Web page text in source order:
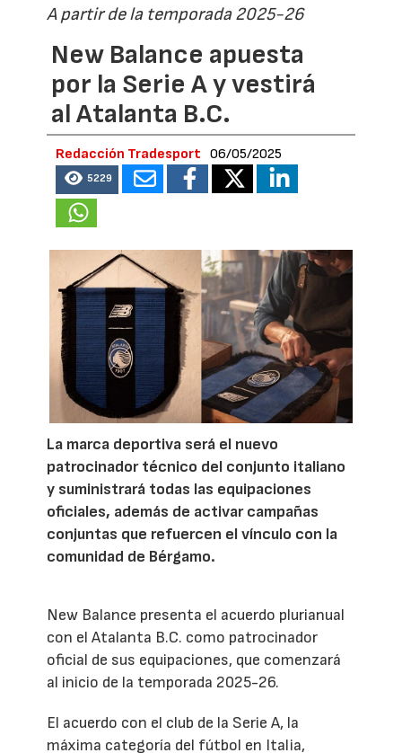
A partir de la temporada 2025-26
New Balance apuesta
por la Serie A y vestirá
al Atalanta B.C.
Redacción Tradesport 06/05/2025
5229
La marca deportiva será el nuevo
patrocinador técnico del conjunto italiano
y suministrará todas las equipaciones
oficiales, además de activar campañas
conjuntas que refuercen el vínculo con la
comunidad de Bérgamo.
New Balance presenta el acuerdo plurianual
con el Atalanta B.C. como patrocinador
oficial de sus equipaciones, que comenzará
al inicio de la temporada 2025-26.
El acuerdo con el club de la Serie A, la
máxima categoría del fútbol en Italia,